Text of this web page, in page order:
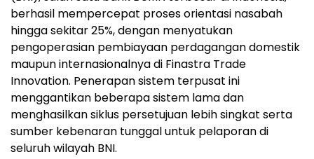
berhasil mempercepat proses orientasi nasabah
hingga sekitar 25%, dengan menyatukan
pengoperasian pembiayaan perdagangan domestik
maupun internasionalnya di Finastra Trade
Innovation. Penerapan sistem terpusat ini
menggantikan beberapa sistem lama dan
menghasilkan siklus persetujuan lebih singkat serta
sumber kebenaran tunggal untuk pelaporan di
seluruh wilayah BNI.